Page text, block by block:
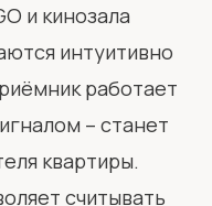
и кинозала
интуитивно
работает
– станет
квартиры.
считывать